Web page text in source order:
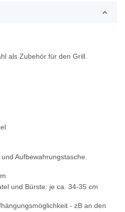
als Zubehör für den Grill.
Aufbewahrungstasche.
und Bürste: je ca. 34-35 cm
- zB an den